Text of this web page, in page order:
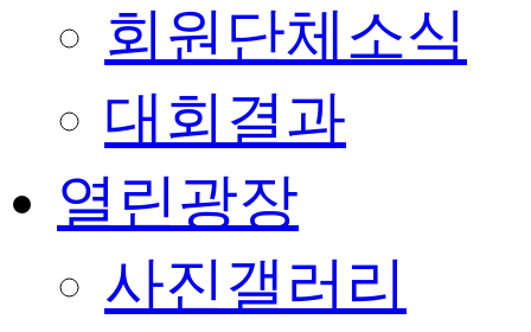
회원단체소식
대회결과
열린광장
사진갤러리